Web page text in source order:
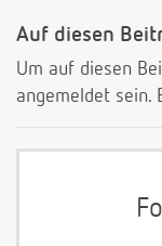
Auf diesen
Um auf diesen
angemeldet sein.